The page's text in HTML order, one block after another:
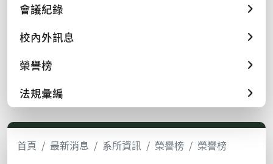
會議紀錄
校內外訊息
榮譽榜
法規彙編
首頁 最新消息 系所資訊 榮譽榜 榮譽榜